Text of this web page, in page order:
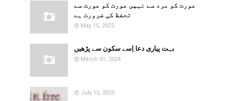
​​عورت کو مرد سے نہیں عورت کو عورت سے
تحفظ کی ضرورت ہے
May 15, 2023
بہت پیاری دعا اِسے سکون سے پڑھیں
March 01, 2024
July 15, 2025